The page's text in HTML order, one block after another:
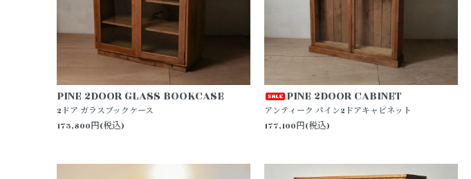
PINE 2DOOR GLASS BOOKCASE
2ドア ガラスブックケース
173,800円(税込)
PINE 2DOOR CABINET
アンティーク パイン2ドアキャビネット
177,100円(税込)